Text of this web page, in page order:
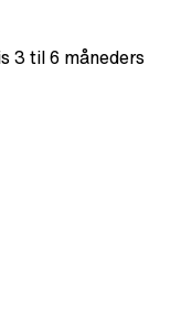
3 til 6 måneders